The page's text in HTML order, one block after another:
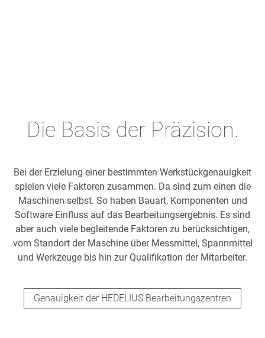
Die Basis der Präzision.
Bei der Erzielung einer bestimmten Werkstückgenauigkeit
spielen viele Faktoren zusammen. Da sind zum einen die
Maschinen selbst. So haben Bauart, Komponenten und
Software Einfluss auf das Bearbeitungsergebnis. Es sind
aber auch viele begleitende Faktoren zu berücksichtigen,
vom Standort der Maschine über Messmittel, Spannmittel
und Werkzeuge bis hin zur Qualifikation der Mitarbeiter.
Genauigkeit der HEDELIUS Bearbeitungszentren